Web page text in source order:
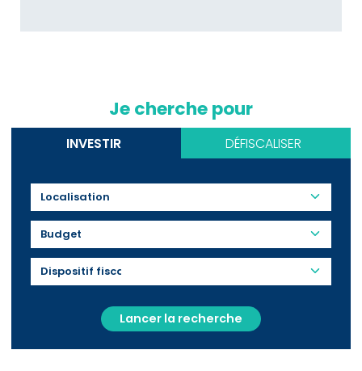
Je cherche pour
INVESTIR DÉFISCALISER
Budget
Lancer la recherche